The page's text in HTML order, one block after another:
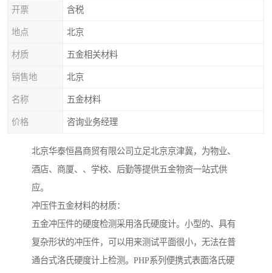
开票 含税
地点 北京
材质 五金相关材料
销售地 北京
名称 五金材料
价格 咨询业务经理
北京华泰恒昌商贸有限公司立足北京京津冀，为物业、
酒店、商厦、、学校、后勤等提供五金物资一站式供
应。
冲压件五金材料的材质：
五金冲压件的硬度检测采用洛氏硬度计。小型的、具有
复杂形状的冲压件，可以用来测试平面很小，无法在普
通台式洛氏硬度计上检测。PHP系列便携式表面洛氏硬